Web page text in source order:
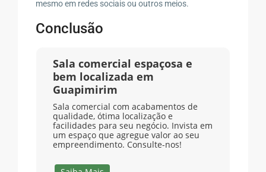
mesmo em redes sociais ou outros meios.
Conclusão
Sala comercial espaçosa e
bem localizada em
Guapimirim
Sala comercial com acabamentos de
qualidade, ótima localização e
facilidades para seu negócio. Invista em
um espaço que agregue valor ao seu
empreendimento. Consulte-nos!